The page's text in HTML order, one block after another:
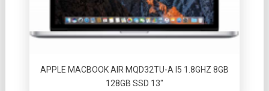
APPLE MACBOOK AIR MQD32TU-A I5 1.8GHZ 8GB
128GB SSD 13″